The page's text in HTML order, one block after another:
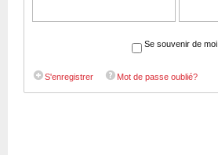
Se souvenir de moi
S'enregistrer Mot de passe oublié?